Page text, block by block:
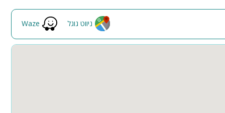
פינות ישיבה תאורת גן
גינה בריכה מקורה
Waze ניווט גוגל